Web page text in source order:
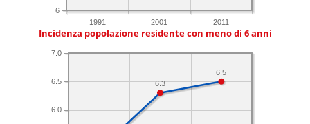
1991 2001 2011
6
Incidenza popolazione residente con meno di 6 anni
6.0
6.5
7.0
6.5
6.3